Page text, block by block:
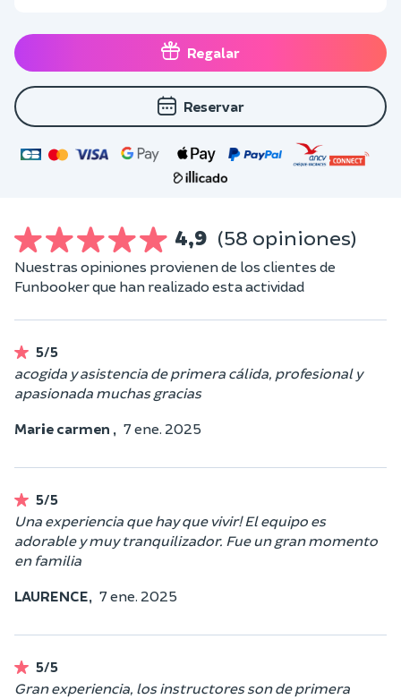
Regalar
Reservar
4,9 (58 opiniones)
Nuestras opiniones provienen de los clientes de
Funbooker que han realizado esta actividad
5/5
acogida y asistencia de primera cálida, profesional y
apasionada muchas gracias
Marie carmen , 7 ene. 2025
5/5
Una experiencia que hay que vivir! El equipo es
adorable y muy tranquilizador. Fue un gran momento
en familia
LAURENCE, 7 ene. 2025
5/5
Gran experiencia, los instructores son de primera